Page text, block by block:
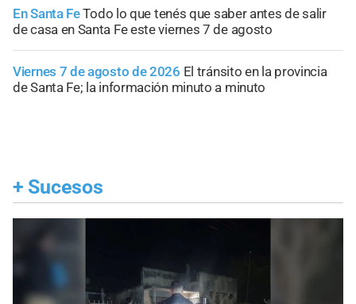
En Santa FeTodo lo que tenés que saber antes de salir
de casa en Santa Fe este viernes 7 de agosto
Viernes 7 de agosto de 2026 El tránsito en la provincia
de Santa Fe; la información minuto a minuto
+ Sucesos